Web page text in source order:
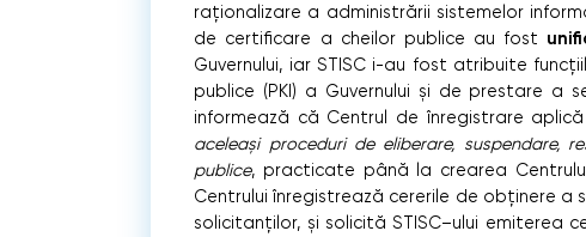
raționalizare a administrării sistemelor
de certificare a cheilor publice au fost
Guvernului, iar STISC i-au fost atribuite
publice (PKI) a Guvernului și de prestare a
informează că Centrul de înregistrare
aceleași proceduri de eliberare, suspendare,
publice, practicate până la crearea
Centrului înregistrează cererile de obținere a
solicitanților, și solicită STISC–ului emiterea